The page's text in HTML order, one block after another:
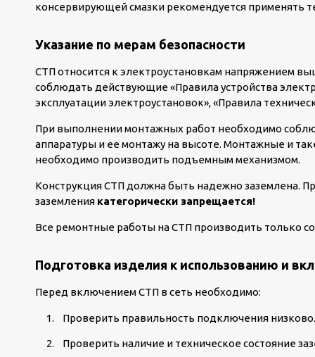
консервирующей смазки рекомендуется применять
Указание по мерам безопасности
СТП относится к электроустановкам напряжением
соблюдать действующие «Правила устройства
эксплуатации электроустановок», «Правила
При выполнении монтажных работ необходимо
аппаратуры и ее монтажу на высоте. Монтажные и
необходимо производить подъемным механизмом.
Конструкция СТП должна быть надежно заземлена.
заземления категорически запрещается!
Все ремонтные работы на СТП производить только
Подготовка изделия к использованию и
Перед включением СТП в сеть необходимо:
Проверить правильность подключения
Проверить наличие и техническое состояние